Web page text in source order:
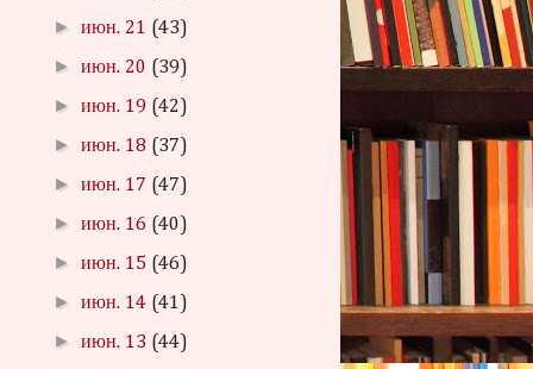
►июн. 21 (43)
►июн. 20 (39)
►июн. 19 (42)
►июн. 18 (37)
►июн. 17 (47)
►июн. 16 (40)
►июн. 15 (46)
►июн. 14 (41)
►июн. 13 (44)